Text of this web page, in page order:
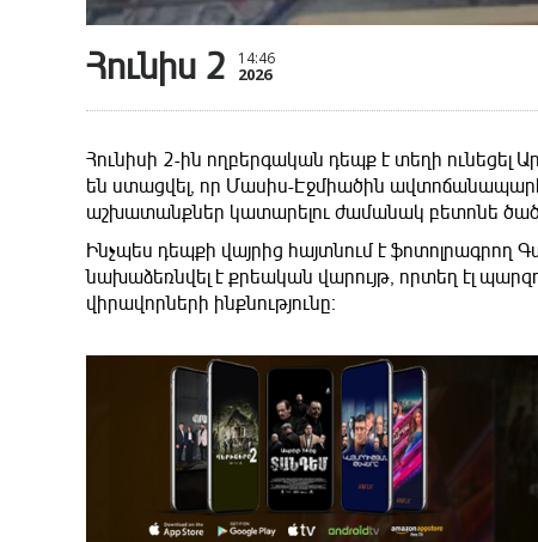
Հունիս 2 14:46
2026
Հունիսի 2-ին ողբերգական դեպք է տեղի ունեցել
են ստացվել, որ Մասիս-Էջմիածին
աշխատանքներ կատարելու ժամանակ բետոնե
Ինչպես դեպքի վայրից հայտնում է
նախաձեռնվել է քրեական վարույթ, որտեղ էլ
վիրավորների ինքնությունը։